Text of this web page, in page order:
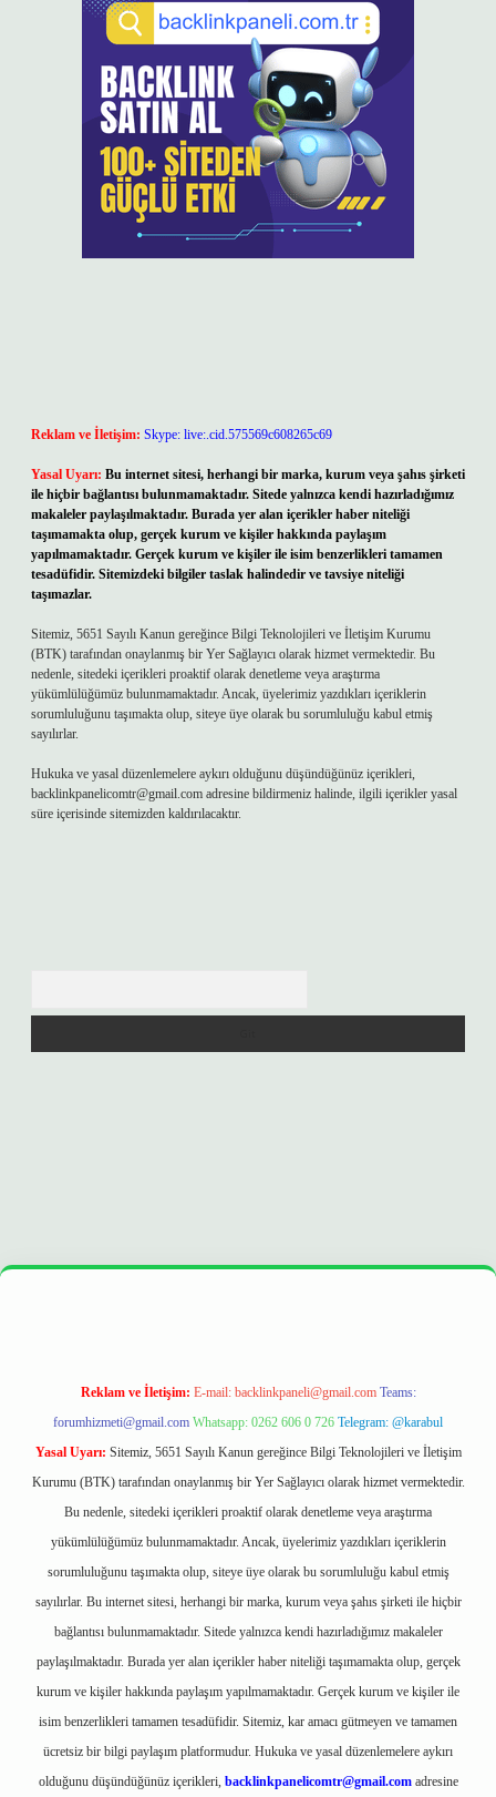
Reklam ve İletişim: Skype: live:.cid.575569c608265c69
Yasal Uyarı: Bu internet sitesi, herhangi bir marka, kurum veya şahıs şirketi
ile hiçbir bağlantısı bulunmamaktadır. Sitede yalnızca kendi hazırladığımız
makaleler paylaşılmaktadır. Burada yer alan içerikler haber niteliği
taşımamakta olup, gerçek kurum ve kişiler hakkında paylaşım
yapılmamaktadır. Gerçek kurum ve kişiler ile isim benzerlikleri tamamen
tesadüfidir. Sitemizdeki bilgiler taslak halindedir ve tavsiye niteliği
taşımazlar.
Sitemiz, 5651 Sayılı Kanun gereğince Bilgi Teknolojileri ve İletişim Kurumu
(BTK) tarafından onaylanmış bir Yer Sağlayıcı olarak hizmet vermektedir. Bu
nedenle, sitedeki içerikleri proaktif olarak denetleme veya araştırma
yükümlülüğümüz bulunmamaktadır. Ancak, üyelerimiz yazdıkları içeriklerin
sorumluluğunu taşımakta olup, siteye üye olarak bu sorumluluğu kabul etmiş
sayılırlar.
Hukuka ve yasal düzenlemelere aykırı olduğunu düşündüğünüz içerikleri,
backlinkpanelicomtr@gmail.com adresine bildirmeniz halinde, ilgili içerikler yasal
süre içerisinde sitemizden kaldırılacaktır.
betilbetgir.netbetexperhttps://betexpergir.net/
Reklam ve İletişim: E-mail: backlinkpaneli@gmail.com Teams:
forumhizmeti@gmail.com Whatsapp: 0262 606 0 726 Telegram: @karabul
Yasal Uyarı: Sitemiz, 5651 Sayılı Kanun gereğince Bilgi Teknolojileri ve İletişim
Kurumu (BTK) tarafından onaylanmış bir Yer Sağlayıcı olarak hizmet vermektedir.
Bu nedenle, sitedeki içerikleri proaktif olarak denetleme veya araştırma
yükümlülüğümüz bulunmamaktadır. Ancak, üyelerimiz yazdıkları içeriklerin
sorumluluğunu taşımakta olup, siteye üye olarak bu sorumluluğu kabul etmiş
sayılırlar. Bu internet sitesi, herhangi bir marka, kurum veya şahıs şirketi ile hiçbir
bağlantısı bulunmamaktadır. Sitede yalnızca kendi hazırladığımız makaleler
paylaşılmaktadır. Burada yer alan içerikler haber niteliği taşımamakta olup, gerçek
kurum ve kişiler hakkında paylaşım yapılmamaktadır. Gerçek kurum ve kişiler ile
isim benzerlikleri tamamen tesadüfidir. Sitemiz, kar amacı gütmeyen ve tamamen
ücretsiz bir bilgi paylaşım platformudur. Hukuka ve yasal düzenlemelere aykırı
olduğunu düşündüğünüz içerikleri, backlinkpanelicomtr@gmail.comadresine